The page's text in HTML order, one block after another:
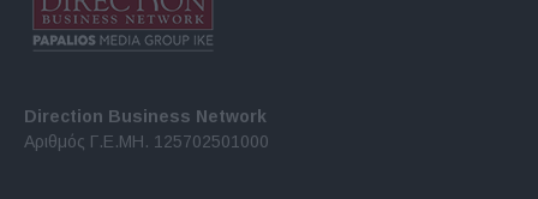
Direction Business Network
Αριθμός Γ.Ε.ΜΗ. 125702501000